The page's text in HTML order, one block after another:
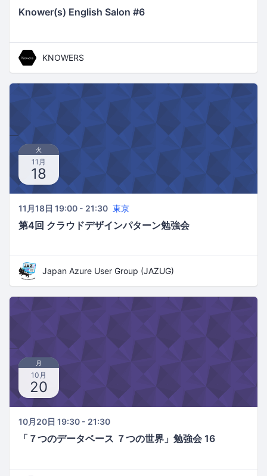
Knower(s) English Salon #6
KNOWERS
火
11月
18
11月18日 19:00 - 21:30 東京
第4回 クラウドデザインパターン勉強会
Japan Azure User Group (JAZUG)
月
10月
20
10月20日 19:30 - 21:30
「７つのデータベース ７つの世界」勉強会 16